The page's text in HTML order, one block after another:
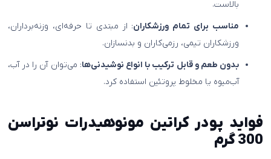
بالاست.
مناسب برای تمام ورزشکاران: از مبتدی تا حرفه‌ای، وزنه‌برداران،
ورزشکاران تیمی، رزمی‌کاران و بدنسازان.
بدون طعم و قابل ترکیب با انواع نوشیدنی‌ها: می‌توان آن را در آب،
آب‌میوه یا مخلوط پروتئین استفاده کرد.
فواید پودر کراتین مونوهیدرات نوتراسن
300 گرم